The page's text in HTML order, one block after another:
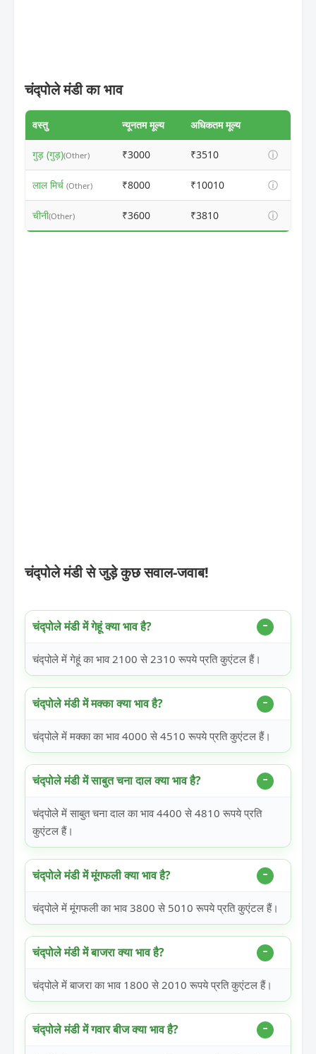
चंद्पोले मंडी का भाव
वस्तु न्यूनतम मूल्य अधिकतम मूल्य
गुड़ (गुड़)(Other) ₹3000 ₹3510 ⓘ
लाल मिर्च (Other) ₹8000 ₹10010 ⓘ
चीनी(Other) ₹3600 ₹3810 ⓘ
चंद्पोले मंडी से जुड़े कुछ सवाल-जवाब!
चंद्पोले मंडी में गेहूं क्या भाव है?
चंद्पोले में गेहूं का भाव 2100 से 2310 रूपये प्रति कुएंटल हैं।
चंद्पोले मंडी में मक्का क्या भाव है?
चंद्पोले में मक्का का भाव 4000 से 4510 रूपये प्रति कुएंटल हैं।
चंद्पोले मंडी में साबुत चना दाल क्या भाव है?
चंद्पोले में साबुत चना दाल का भाव 4400 से 4810 रूपये प्रति
कुएंटल हैं।
चंद्पोले मंडी में मूंगफली क्या भाव है?
चंद्पोले में मूंगफली का भाव 3800 से 5010 रूपये प्रति कुएंटल हैं।
चंद्पोले मंडी में बाजरा क्या भाव है?
चंद्पोले में बाजरा का भाव 1800 से 2010 रूपये प्रति कुएंटल हैं।
चंद्पोले मंडी में गवार बीज क्या भाव है?